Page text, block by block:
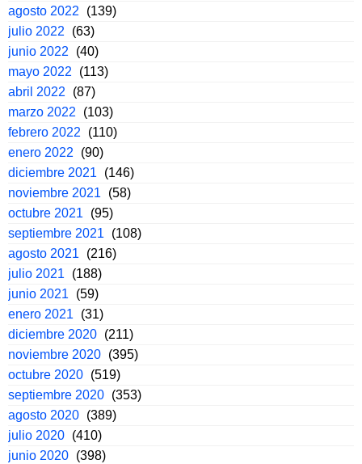
agosto 2022
(139)
julio 2022
(63)
junio 2022
(40)
mayo 2022
(113)
abril 2022
(87)
marzo 2022
(103)
febrero 2022
(110)
enero 2022
(90)
diciembre 2021
(146)
noviembre 2021
(58)
octubre 2021
(95)
septiembre 2021
(108)
agosto 2021
(216)
julio 2021
(188)
junio 2021
(59)
enero 2021
(31)
diciembre 2020 (211)
noviembre 2020 (395)
octubre 2020 (519)
septiembre 2020 (353)
agosto 2020 (389)
julio 2020 (410)
junio 2020 (398)